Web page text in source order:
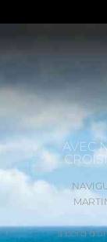
AVEC
à bord